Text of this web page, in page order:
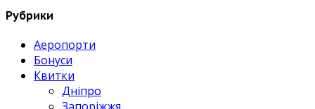
Рубрики
Аеропорти
Бонуси
Квитки
Дніпро